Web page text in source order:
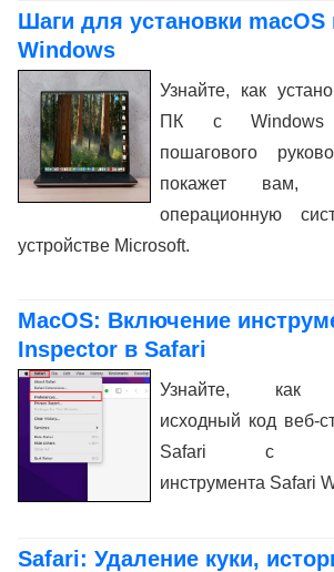
Шаги для установки macOS
Windows
Узнайте, как
ПК с
пошагового
покажет вам,
операционную
устройстве Microsoft.
MacOS: Включение
Inspector в Safari
Узнайте, как
исходный код веб-
Safari с
инструмента Safari
Safari: Удаление куки,